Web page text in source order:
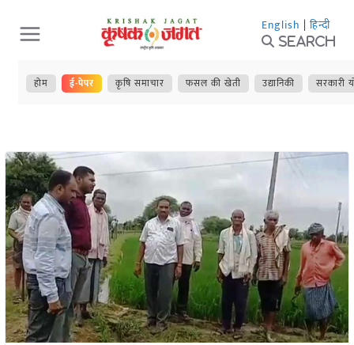
Skip
to
content
English | हिन्दी
Search
होम ई-पेपर कृषि समाचार फसल की खेती उद्यानिकी सरकारी